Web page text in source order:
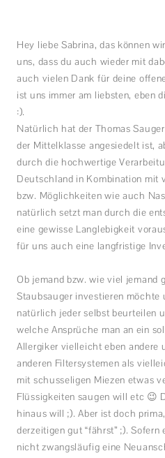
Hey liebe Sabrina, das können
uns, dass du auch wieder mit
auch vielen Dank für deine
ist uns immer am liebsten, eben
:).
Natürlich hat der Thomas
der Mittelklasse angesiedelt ist,
durch die hochwertige
Deutschland in Kombination mit
bzw. Möglichkeiten wie auch
natürlich setzt man durch die
eine gewisse Langlebigkeit
für uns auch eine langfristige
Ob jemand bzw. wie viel jemand
Staubsauger investieren möchte
natürlich jeder selbst beurteilen
welche Ansprüche man an ein
Allergiker vielleicht eben andere
anderen Filtersystemen als
mit schusseligen Miezen etwas
Flüssigkeiten saugen will etc 😉
hinaus will ;). Aber ist doch
derzeitigen gut “fährst” ;).
nicht zwangsläufig eine